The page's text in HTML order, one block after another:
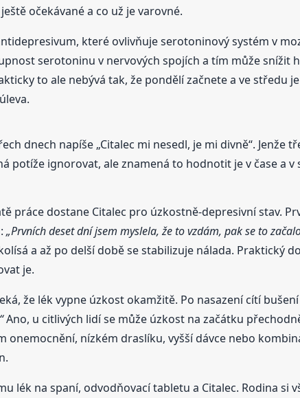
očekávané a co už je varovné.
které ovlivňuje serotoninový systém v
serotoninu v nervových spojích a tím může
to ale nebývá tak, že pondělí začnete a ve středu
dnech napíše „Citalec mi nesedl, je mi divně“. Jenže
potíže ignorovat, ale znamená to hodnotit je v čase a v
práce dostane Citalec pro úzkostně-depresivní stav.
„Prvních deset dní jsem myslela, že to vzdám, pak se to
a až po delší době se stabilizuje nálada. Praktický
je.
že lék vypne úzkost okamžitě. Po nasazení cítí
Ano, u citlivých lidí se může úzkost na začátku
nízkém draslíku, vyšší dávce nebo
lék na spaní, odvodňovací tabletu a Citalec. Rodina si